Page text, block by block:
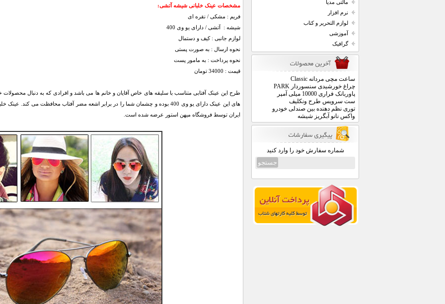
مالتی مدیا
نرم افزار
لوازم التحریر و کتاب
آموزشی
گرافیک
ساعت مچی مردانه Classic
چراغ خورشیدی سنسوردار PARK
پاوربانک فراری 10000 میلی آمپر
ست سرویس طرح ونکلیف
توری نظم دهنده بین صندلی خودرو
واکس نانو آبگریز شیشه
شماره سفارش خود را وارد کنید
مشخصات عینک خلبانی شیشه آتشی:
فریم : مشکی / نقره ای
شیشه : آتشی / دارای یو وی 400
لوازم جانبی : کیف و دستمال
نحوه ارسال : به صورت پستی
نحوه پرداخت : به مامور پست
قیمت : 34000 تومان
طرح این عینک آفتابی متناسب با سلیقه های خاص آقایان و خانم ها می باشد و افرادی که به دنبال محصولات
های این عینک دارای یو وی 400 بوده و چشمان شما را در برابر اشعه مضر آفتاب محافظت می
ایران توسط فروشگاه میهن استور عرضه شده است.